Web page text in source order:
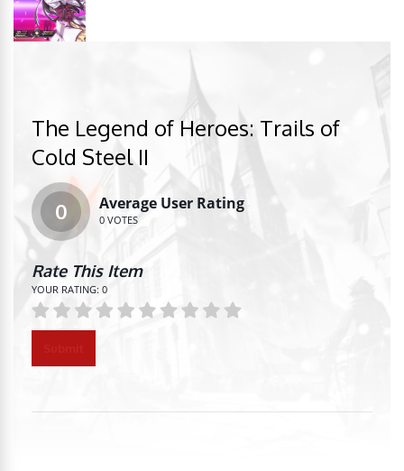
The Legend of Heroes: Trails of
Cold Steel II
0 Average User Rating
0 VOTES
Rate This Item
YOUR RATING: 0